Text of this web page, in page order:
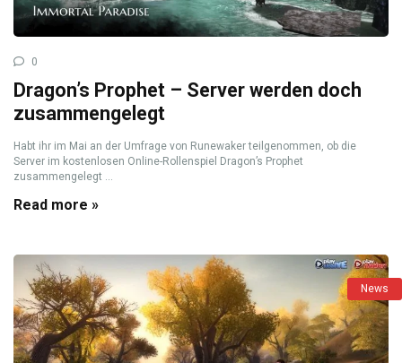
0
Dragon’s Prophet – Server werden doch
zusammengelegt
Habt ihr im Mai an der Umfrage von Runewaker teilgenommen, ob die
Server im kostenlosen Online-Rollenspiel Dragon’s Prophet
zusammengelegt ...
Read more »
News